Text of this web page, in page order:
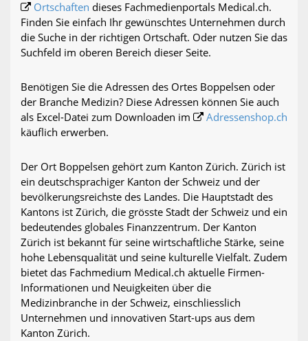
Ortschaften dieses Fachmedienportals Medical.ch.
Finden Sie einfach Ihr gewünschtes Unternehmen durch
die Suche in der richtigen Ortschaft. Oder nutzen Sie das
Suchfeld im oberen Bereich dieser Seite.
Benötigen Sie die Adressen des Ortes Boppelsen oder
der Branche Medizin? Diese Adressen können Sie auch
als Excel-Datei zum Downloaden im
Adressenshop.ch
käuflich erwerben.
Der Ort Boppelsen gehört zum Kanton Zürich. Zürich ist
ein deutschsprachiger Kanton der Schweiz und der
bevölkerungsreichste des Landes. Die Hauptstadt des
Kantons ist Zürich, die grösste Stadt der Schweiz und ein
bedeutendes globales Finanzzentrum. Der Kanton
Zürich ist bekannt für seine wirtschaftliche Stärke, seine
hohe Lebensqualität und seine kulturelle Vielfalt. Zudem
bietet das Fachmedium Medical.ch aktuelle Firmen-
Informationen und Neuigkeiten über die
Medizinbranche in der Schweiz, einschliesslich
Unternehmen und innovativen Start-ups aus dem
Kanton Zürich.